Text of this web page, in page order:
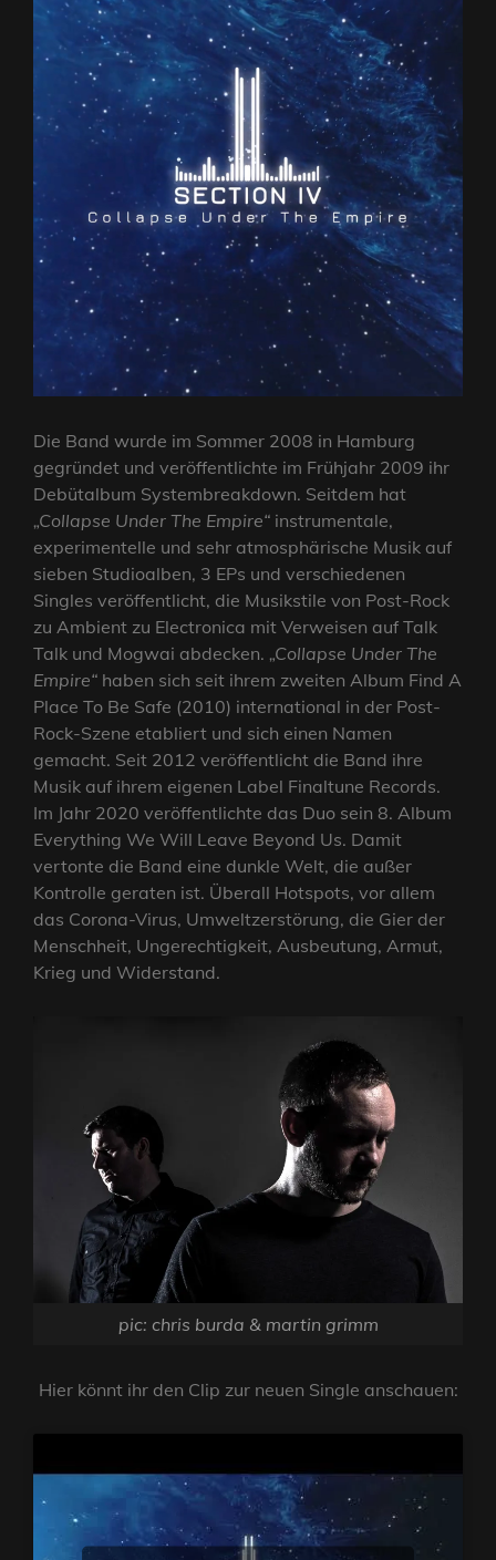
Die Band wurde im Sommer 2008 in Hamburg
gegründet und veröffentlichte im Frühjahr 2009 ihr
Debütalbum Systembreakdown. Seitdem hat
„Collapse Under The Empire“ instrumentale,
experimentelle und sehr atmosphärische Musik auf
sieben Studioalben, 3 EPs und verschiedenen
Singles veröffentlicht, die Musikstile von Post-Rock
zu Ambient zu Electronica mit Verweisen auf Talk
Talk und Mogwai abdecken. „Collapse Under The
Empire“ haben sich seit ihrem zweiten Album Find A
Place To Be Safe (2010) international in der Post-
Rock-Szene etabliert und sich einen Namen
gemacht. Seit 2012 veröffentlicht die Band ihre
Musik auf ihrem eigenen Label Finaltune Records.
Im Jahr 2020 veröffentlichte das Duo sein 8. Album
Everything We Will Leave Beyond Us. Damit
vertonte die Band eine dunkle Welt, die außer
Kontrolle geraten ist. Überall Hotspots, vor allem
das Corona-Virus, Umweltzerstörung, die Gier der
Menschheit, Ungerechtigkeit, Ausbeutung, Armut,
Krieg und Widerstand.
pic: chris burda & martin grimm
Hier könnt ihr den Clip zur neuen Single anschauen: